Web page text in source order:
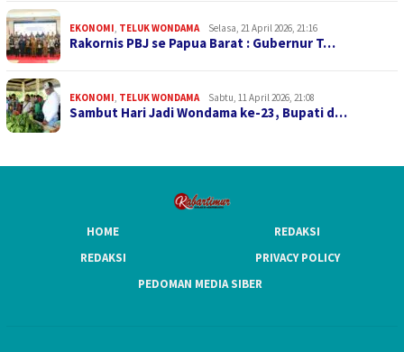
EKONOMI, TELUK WONDAMA Selasa, 21 April 2026, 21:16
Rakornis PBJ se Papua Barat : Gubernur T…
EKONOMI, TELUK WONDAMA Sabtu, 11 April 2026, 21:08
Sambut Hari Jadi Wondama ke-23, Bupati d…
HOME
REDAKSI
REDAKSI
PRIVACY POLICY
PEDOMAN MEDIA SIBER